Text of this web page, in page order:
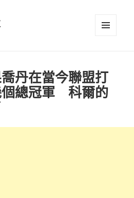
丹在當今聯盟打
總冠軍 科爾的